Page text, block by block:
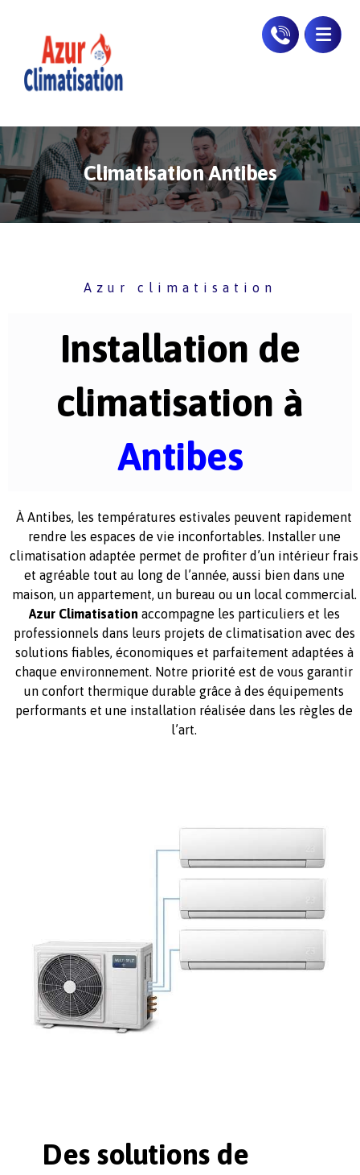
Climatisation Antibes
Azur climatisation
Installation de
climatisation à
Antibes
À Antibes, les températures estivales peuvent rapidement
rendre les espaces de vie inconfortables. Installer une
climatisation adaptée permet de profiter d’un intérieur frais
et agréable tout au long de l’année, aussi bien dans une
maison, un appartement, un bureau ou un local commercial.
Azur Climatisation accompagne les particuliers et les
professionnels dans leurs projets de climatisation avec des
solutions fiables, économiques et parfaitement adaptées à
chaque environnement. Notre priorité est de vous garantir
un confort thermique durable grâce à des équipements
performants et une installation réalisée dans les règles de
l’art.
Des solutions de